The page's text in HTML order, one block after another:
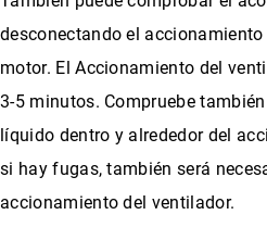
desconectando el
motor. El Accionamiento del
3-5 minutos. Compruebe
líquido dentro y alrededor del
si hay fugas, también será
accionamiento del ventilador.